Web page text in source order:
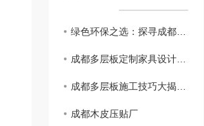
绿色环保之选：探寻成都多层板的生产与应用
成都多层板定制家具设计灵感分享：打造个性空间
成都多层板施工技巧大揭秘：安装、维护、注意事项
成都木皮压贴厂